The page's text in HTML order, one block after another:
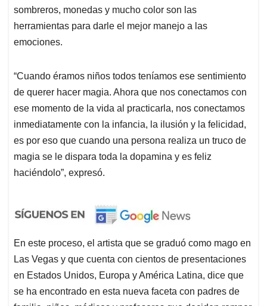
sombreros, monedas y mucho color son las
herramientas para darle el mejor manejo a las
emociones.
“Cuando éramos niños todos teníamos ese sentimiento
de querer hacer magia. Ahora que nos conectamos con
ese momento de la vida al practicarla, nos conectamos
inmediatamente con la infancia, la ilusión y la felicidad,
es por eso que cuando una persona realiza un truco de
magia se le dispara toda la dopamina y es feliz
haciéndolo”, expresó.
En este proceso, el artista que se graduó como mago en
Las Vegas y que cuenta con cientos de presentaciones
en Estados Unidos, Europa y América Latina, dice que
se ha encontrado en esta nueva faceta con padres de